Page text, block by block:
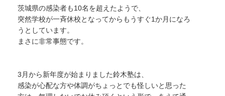
茨城県の感染者も10名を超えたようで、
突然学校が一斉休校となってからもうすぐ1か月になろ
うとしています。
まさに非常事態です。
3月から新年度が始まりました鈴木塾は、
感染が心配な方や体調がちょっとでも怪しいと思った